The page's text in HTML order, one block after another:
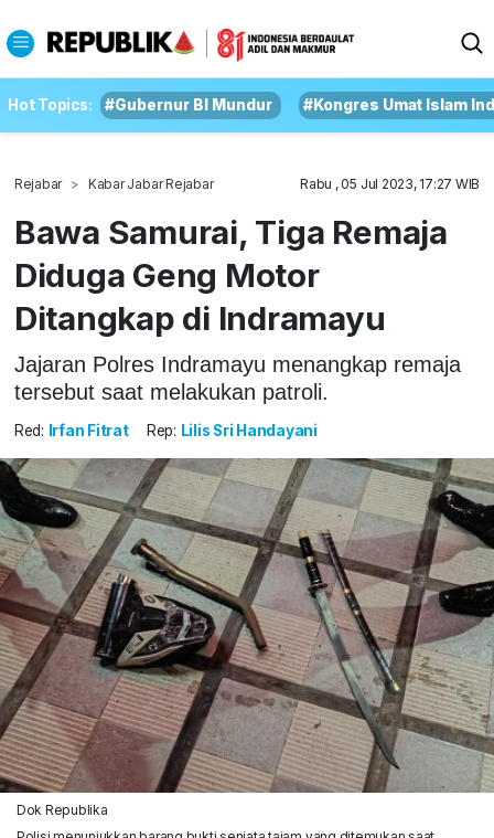
Hot Topics: #Gubernur BI Mundur #Kongres Umat Islam
Rejabar Kabar Jabar Rejabar Rabu , 05 Jul 2023, 17:27 WIB
Bawa Samurai, Tiga Remaja
Diduga Geng Motor
Ditangkap di Indramayu
Jajaran Polres Indramayu menangkap remaja
tersebut saat melakukan patroli.
Red: Irfan Fitrat Rep: Lilis Sri Handayani
Dok Republika